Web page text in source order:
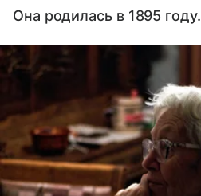
Она родилась в 1895 году.